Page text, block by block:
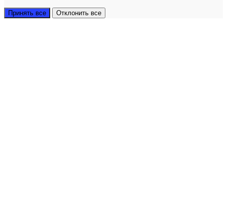
Принять все Отклонить все